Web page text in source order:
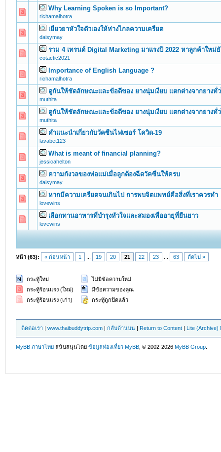
Why Learning Spoken is so Important?
richamalhotra
0 Vote(s) - 0 out of 5 in Average
12345
เยียวยาหัวใจตัวเองให้ห่างไกลความเครียด
daisymay
0 Vote(s) - 0 out of 5 in Average
12 345
รวม 4 เทรนด์ Digital Marketing มาแรงปี 2022 หาลูกค้าใหม่
cotactic2021
0 Vote(s) - 0 out of 5 in Average
1234 5
Importance of English Language ?
richamalhotra
0 Vote(s) - 0 out of 5 in Average
12345
ดูกันให้ชัดลักษณะและข้อดีของ ยางนุ่มเงียบ แตกต่างจากยางทั่
muthita
0 Vote(s) - 0 out of 5 in Average
12345
ดูกันให้ชัดลักษณะและข้อดีของ ยางนุ่มเงียบ แตกต่างจากยางทั่
muthita
0 Vote(s) - 0 out of 5 in Average
12345
คำแนะนำเกี่ยวกับวัคซีนไฟเซอร์ โควิด-19
lavabet123
0 Vote(s) - 0 out of 5 in Average
12345
What is meant of financial planning?
jessicahelton
0 Vote(s) - 0 out of 5 in Average
12 345
ความกังวลของพ่อแม่เมื่อลูกต้องฉีดวัคซีนให้ครบ
daisymay
0 Vote(s) - 0 out of 5 in Average
12345
หากมีความเครียดจนเกินไป การพบจิตแพทย์คือสิ่งที่เราควรทำ
lovewins
0 Vote(s) - 0 out of 5 in Average
12345
เลือกทานอาหารที่บำรุงหัวใจและสมองเพื่ออายุที่ยืนยาว
lovewins
0 Vote(s) - 0 out of 5 in Average
123 45
หน้า (63): « ก่อนหน้า 1 19 20 21 22 23 63 ถัดไป »
กระทู้ใหม่
กระทู้ร้อนแรง (ใหม่)
กระทู้ร้อนแรง (เก่า)
ไม่มีข้อความใหม่
มีข้อความของคุณ
กระทู้ถูกปิดแล้ว
ติดต่อเรา |www.thaibuddytrip.com |กลับด้านบน | Return to Content | Lite (Archive)
MyBB ภาษาไทย สนับสนุนโดยข้อมูลท่องเที่ยว MyBB , © 2002-2026MyBB Group